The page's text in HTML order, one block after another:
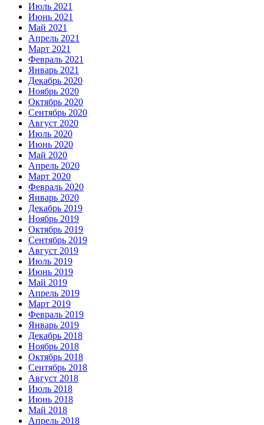
Июль 2021
Июнь 2021
Май 2021
Апрель 2021
Март 2021
Февраль 2021
Январь 2021
Декабрь 2020
Ноябрь 2020
Октябрь 2020
Сентябрь 2020
Август 2020
Июль 2020
Июнь 2020
Май 2020
Апрель 2020
Март 2020
Февраль 2020
Январь 2020
Декабрь 2019
Ноябрь 2019
Октябрь 2019
Сентябрь 2019
Август 2019
Июль 2019
Июнь 2019
Май 2019
Апрель 2019
Март 2019
Февраль 2019
Январь 2019
Декабрь 2018
Ноябрь 2018
Октябрь 2018
Сентябрь 2018
Август 2018
Июль 2018
Июнь 2018
Май 2018
Апрель 2018